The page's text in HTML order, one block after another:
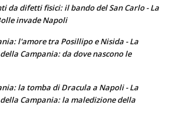
da difetti fisici: il bando del San Carlo - La
invade Napoli
l'amore tra Posillipo e Nisida - La
Campania: da dove nascono le
la tomba di Dracula a Napoli - La
della Campania: la maledizione della